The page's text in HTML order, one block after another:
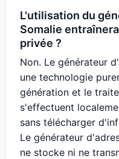
L'utilisation du
Somalie
privée ?
Non. Le générateur
une technologie
génération et le
s'effectuent
sans télécharger
Le générateur
ne stocke ni ne